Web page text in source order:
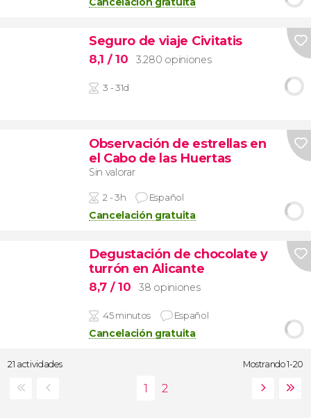
Seguro de viaje Civitatis
8,1 / 10 3.280 opiniones
3 - 31d
Observación de estrellas en
el Cabo de las Huertas
Sin valorar
2 - 3h Español
Cancelación gratuita
Degustación de chocolate y
turrón en Alicante
8,7 / 10 38 opiniones
45 minutos Español
Cancelación gratuita
21 actividades Mostrando 1-20